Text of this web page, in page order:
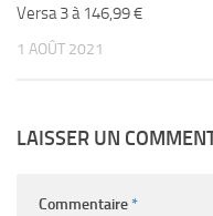
Versa 3 à 146,99 €
1 AOÛT 2021
LAISSER UN
Commentaire*